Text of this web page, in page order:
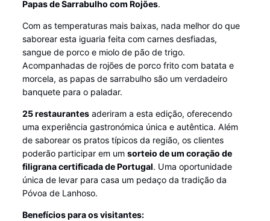
Papas de Sarrabulho com Rojões.
Com as temperaturas mais baixas, nada melhor do que
saborear esta iguaria feita com carnes desfiadas,
sangue de porco e miolo de pão de trigo.
Acompanhadas de rojões de porco frito com batata e
morcela, as papas de sarrabulho são um verdadeiro
banquete para o paladar.
25 restaurantesaderiram a esta edição, oferecendo
uma experiência gastronómica única e autêntica. Além
de saborear os pratos típicos da região, os clientes
poderão participar em um sorteio de um coração de
filigrana certificada de Portugal. Uma oportunidade
única de levar para casa um pedaço da tradição da
Póvoa de Lanhoso.
Benefícios para os visitantes: